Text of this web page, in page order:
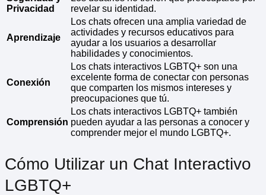
Privacidad
revelar su identidad.
Aprendizaje
Los chats ofrecen una amplia variedad de
actividades y recursos educativos para
ayudar a los usuarios a desarrollar
habilidades y conocimientos.
Conexión
Los chats interactivos LGBTQ+ son una
excelente forma de conectar con personas
que comparten los mismos intereses y
preocupaciones que tú.
Comprensión
Los chats interactivos LGBTQ+ también
pueden ayudar a las personas a conocer y
comprender mejor el mundo LGBTQ+.
Cómo Utilizar un Chat Interactivo
LGBTQ+